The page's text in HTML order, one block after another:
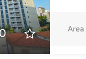
Area